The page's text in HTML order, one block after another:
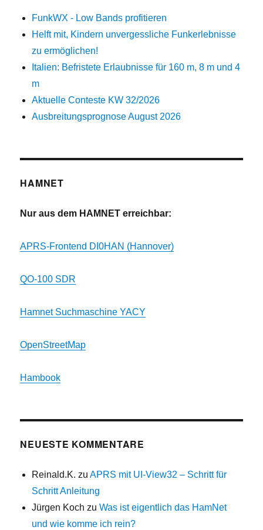
FunkWX - Low Bands profitieren
Helft mit, Kindern unvergessliche Funkerlebnisse
zu ermöglichen!
Italien: Befristete Erlaubnisse für 160 m, 8 m und 4
m
Aktuelle Conteste KW 32/2026
Ausbreitungsprognose August 2026
HAMNET
Nur aus dem HAMNET erreichbar:
APRS-Frontend DI0HAN (Hannover)
QO-100 SDR
Hamnet Suchmaschine YACY
OpenStreetMap
Hambook
NEUESTE KOMMENTARE
Reinald.K. zuAPRS mit UI-View32 – Schritt für
Schritt Anleitung
Jürgen Koch zuWas ist eigentlich das HamNet
und wie komme ich rein?